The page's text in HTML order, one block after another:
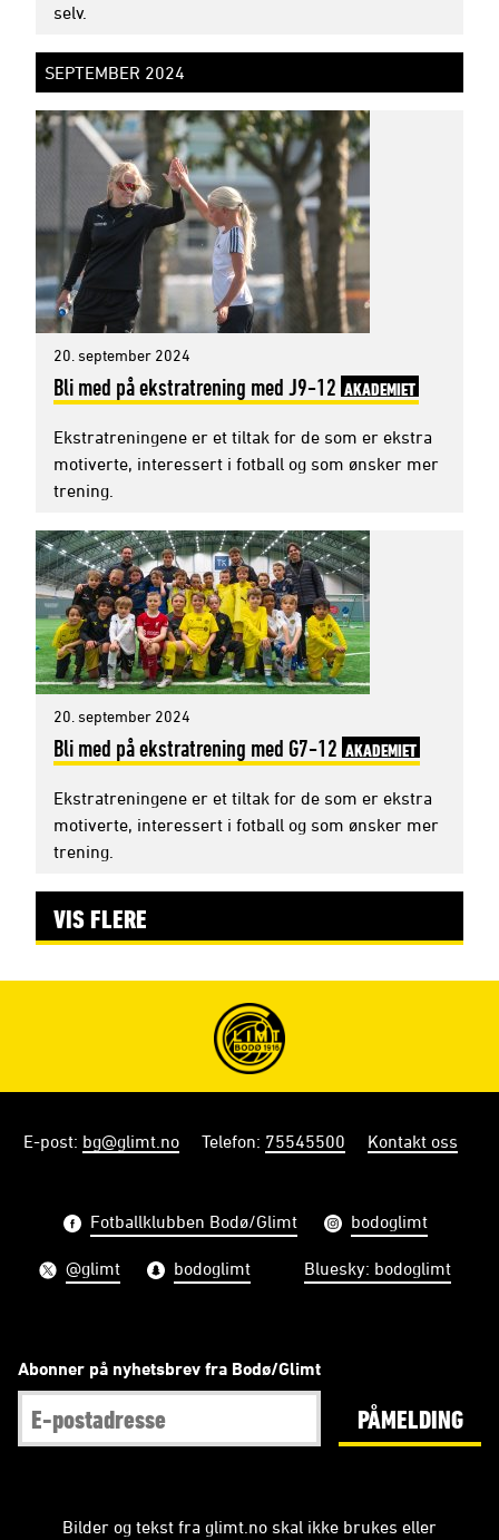
selv.
SEPTEMBER 2024
20. september 2024
Bli med på ekstratrening med J9-12 AKADEMIET
Ekstratreningene er et tiltak for de som er ekstra
motiverte, interessert i fotball og som ønsker mer
trening.
20. september 2024
Bli med på ekstratrening med G7-12 AKADEMIET
Ekstratreningene er et tiltak for de som er ekstra
motiverte, interessert i fotball og som ønsker mer
trening.
VIS FLERE
E-post: bg@glimt.no Telefon: 75545500 Kontakt oss
Fotballklubben Bodø/Glimt bodoglimt
@glimt bodoglimt Bluesky: bodoglimt
Abonner på nyhetsbrev fra Bodø/Glimt
PÅMELDING
Bilder og tekst fra glimt.no skal ikke brukes eller